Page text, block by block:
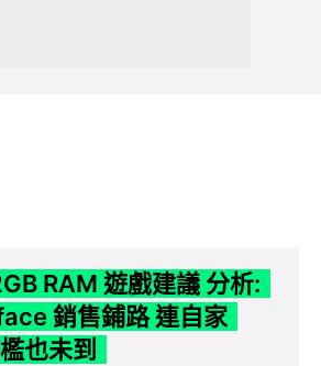
RAM 遊戲建議 分析:
銷售鋪路 連自家
也未到